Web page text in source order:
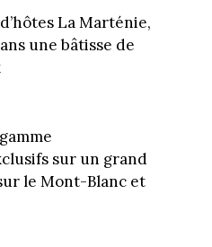
La Marténie,
une bâtisse de
sur un grand
le Mont-Blanc et